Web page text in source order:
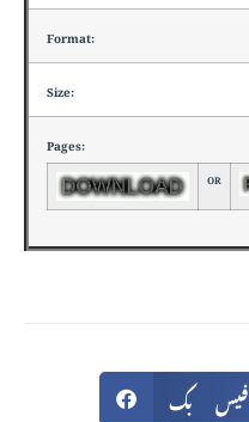
Format:
Size:
Pages:
OR
فیس بک